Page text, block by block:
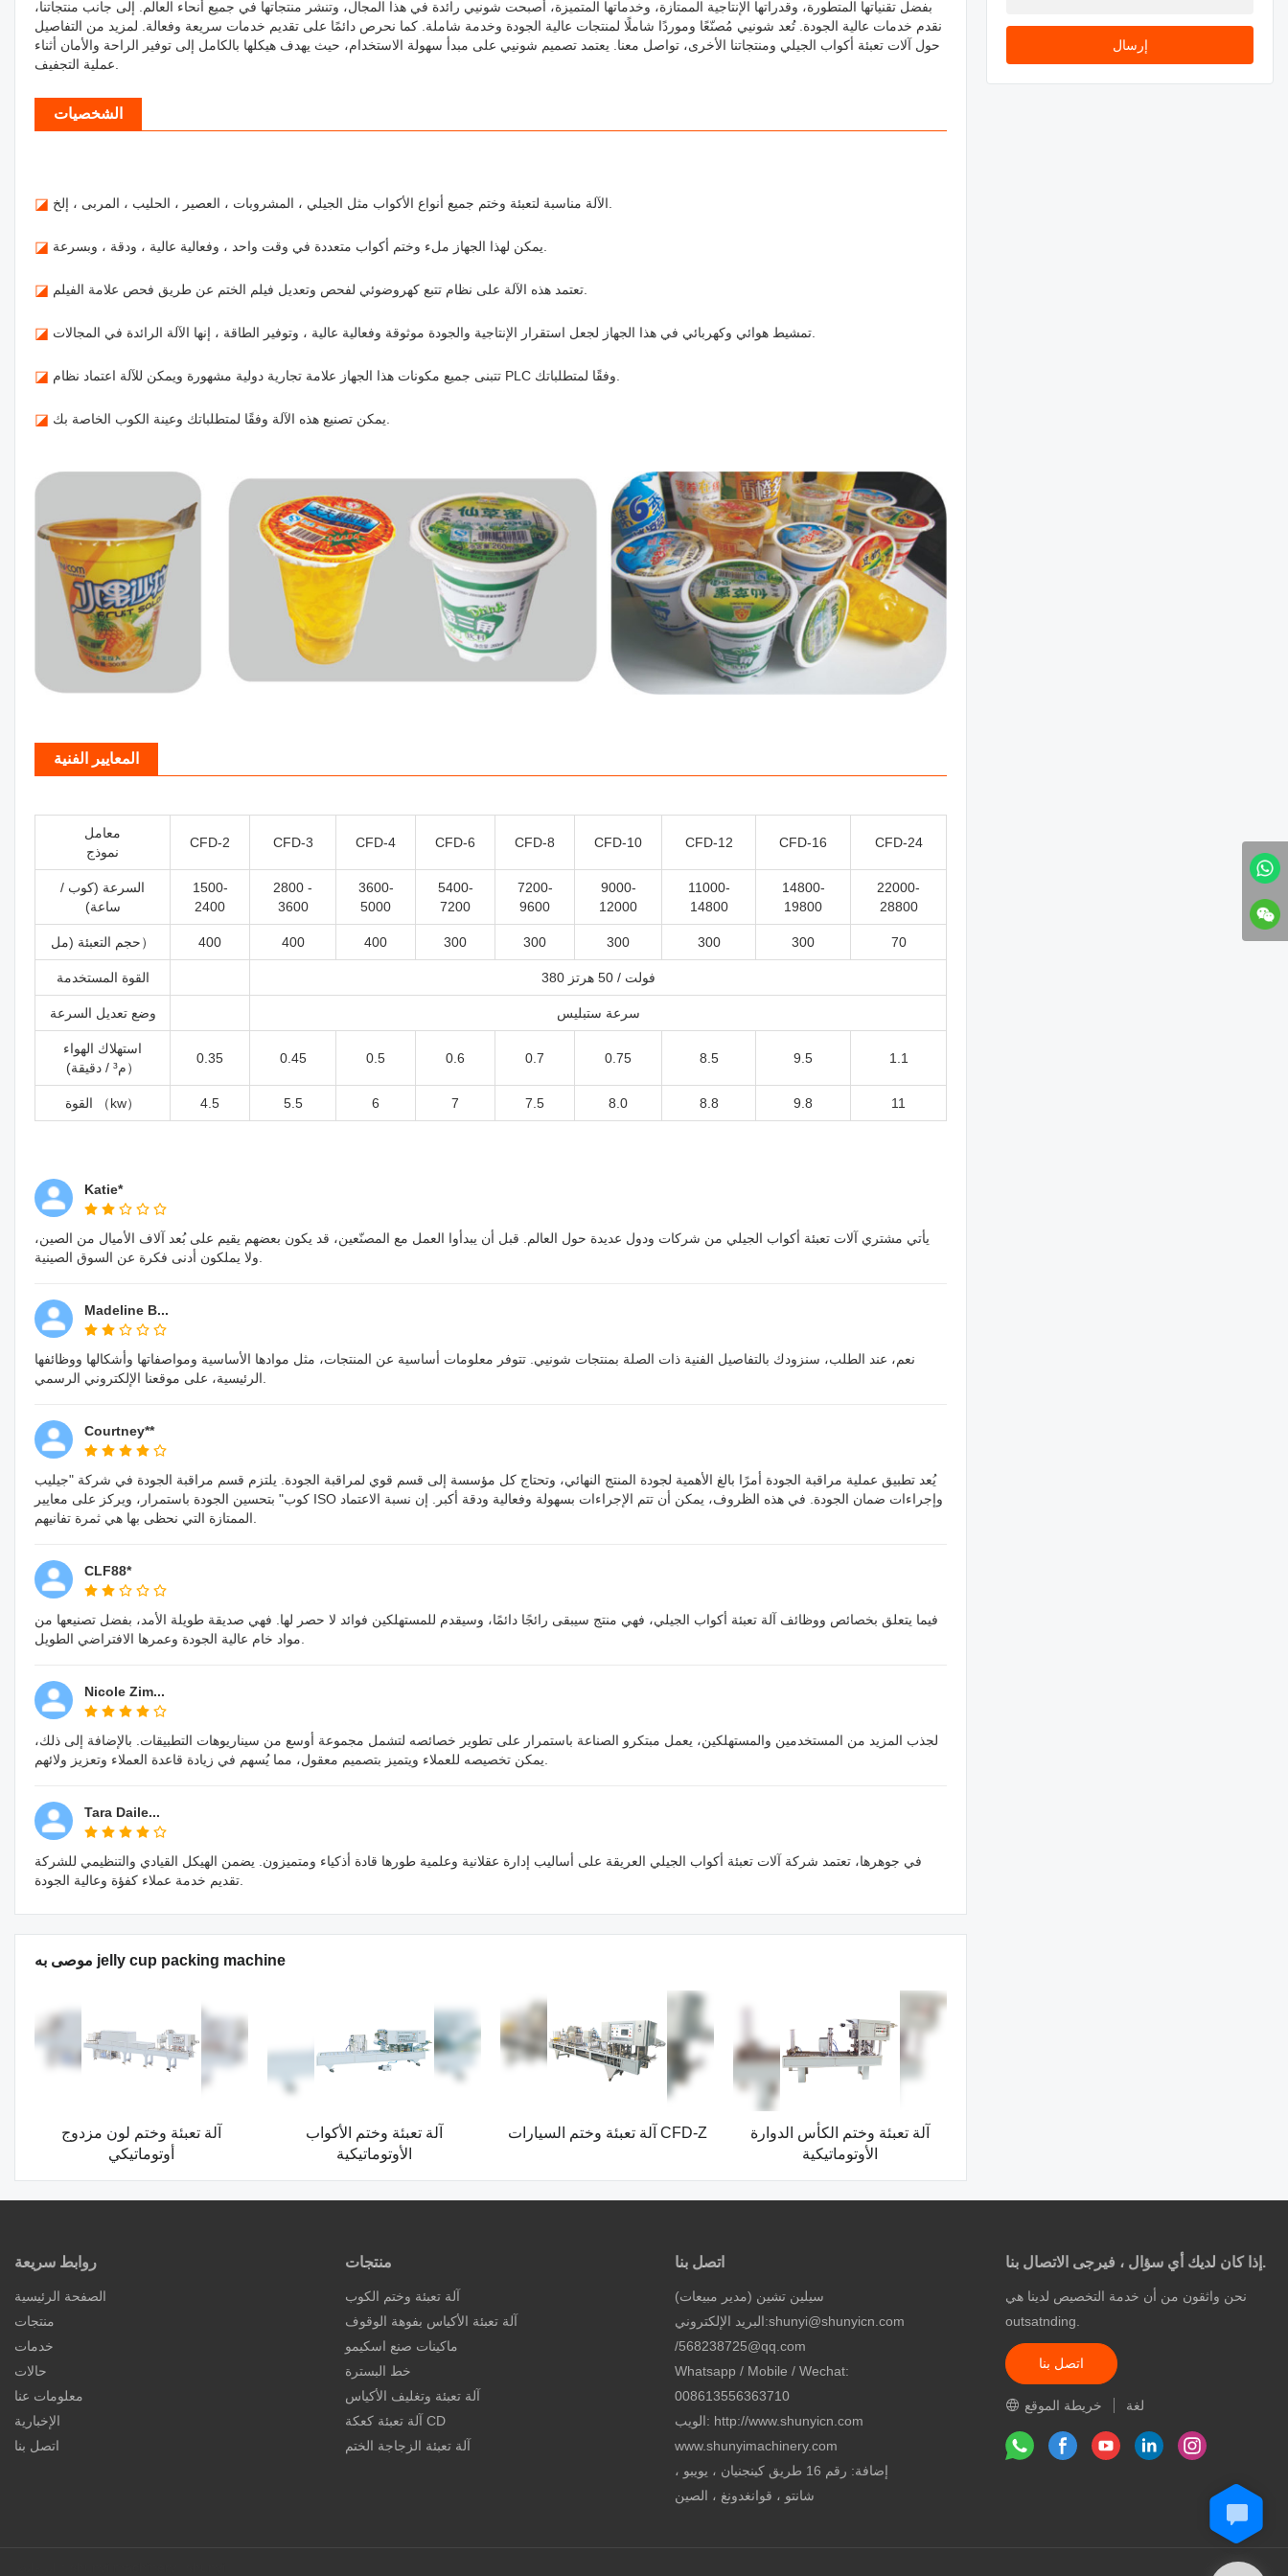
بفضل تقنياتها المتطورة، وقدراتها الإنتاجية الممتازة، وخدماتها المتميزة، أصبحت شونيي رائدة في هذا المجال، وتنشر منتجاتها في جميع أنحاء العالم. إلى جانب منتجاتنا،
نقدم خدمات عالية الجودة. تُعد شونيي مُصنّعًا وموردًا شاملًا لمنتجات عالية الجودة وخدمة شاملة. كما نحرص دائمًا على تقديم خدمات سريعة وفعالة. لمزيد من التفاصيل
حول آلات تعبئة أكواب الجيلي ومنتجاتنا الأخرى، تواصل معنا. يعتمد تصميم شونيي على مبدأ سهولة الاستخدام، حيث يهدف هيكلها بالكامل إلى توفير الراحة والأمان أثناء
الشخصيات
◪
◪
◪
◪
◪
◪
المعايير الفنية
معامل
نموذج
CFD-2 CFD-3 CFD-4 CFD-6 CFD-8 CFD-10 CFD-12 CFD-16 CFD-24
السرعة (كوب /
ساعة)
1500-
2400
2800 -
3600
3600-
5000
5400-
7200
7200-
9600
9000-
12000
11000-
14800
14800-
19800
22000-
28800
حجم التعبئة (مل） 400 400 400 300 300 300 300 300 70
القوة المستخدمة 380 فولت / 50 هرتز
وضع تعديل السرعة سرعة ستبليس
استهلاك الهواء
(م³ / دقيقة）
0.35 0.45 0.5 0.6 0.7 0.75 8.5 9.5 1.1
القوة （kw） 4.5 5.5 6 7 7.5 8.0 8.8 9.8 11
Katie*
يأتي مشتري آلات تعبئة أكواب الجيلي من شركات ودول عديدة حول العالم. قبل أن يبدأوا العمل مع المصنّعين، قد يكون بعضهم يقيم على بُعد آلاف الأميال من الصين،
Madeline B...
نعم، عند الطلب، سنزودك بالتفاصيل الفنية ذات الصلة بمنتجات شونيي. تتوفر معلومات أساسية عن المنتجات، مثل موادها الأساسية ومواصفاتها وأشكالها ووظائفها
Courtney**
يُعد تطبيق عملية مراقبة الجودة أمرًا بالغ الأهمية لجودة المنتج النهائي، وتحتاج كل مؤسسة إلى قسم قوي لمراقبة الجودة. يلتزم قسم مراقبة الجودة في شركة "جيليب
كوب" بتحسين الجودة باستمرار، ويركز على معايير ISO وإجراءات ضمان الجودة. في هذه الظروف، يمكن أن تتم الإجراءات بسهولة وفعالية ودقة أكبر. إن نسبة الاعتماد
CLF88*
فيما يتعلق بخصائص ووظائف آلة تعبئة أكواب الجيلي، فهي منتج سيبقى رائجًا دائمًا، وسيقدم للمستهلكين فوائد لا حصر لها. فهي صديقة طويلة الأمد، بفضل تصنيعها من
Nicole Zim...
لجذب المزيد من المستخدمين والمستهلكين، يعمل مبتكرو الصناعة باستمرار على تطوير خصائصه لتشمل مجموعة أوسع من سيناريوهات التطبيقات. بالإضافة إلى ذلك،
Tara Daile...
في جوهرها، تعتمد شركة آلات تعبئة أكواب الجيلي العريقة على أساليب إدارة عقلانية وعلمية طورها قادة أذكياء ومتميزون. يضمن الهيكل القيادي والتنظيمي للشركة
موصى به jelly cup packing machine
آلة تعبئة وختم لون مزدوج
أوتوماتيكي
آلة تعبئة وختم الأكواب
الأوتوماتيكية
آلة تعبئة وختم السيارات CFD-Z
آلة تعبئة وختم الكأس الدوارة
الأوتوماتيكية
إرسال
روابط سريعة
الصفحة الرئيسية
منتجات
خدمات
حالات
معلومات عنا
الإخبارية
اتصل بنا
منتجات
آلة تعبئة وختم الكوب
آلة تعبئة الأكياس بفوهة الوقوف
ماكينات صنع اسكيمو
خط البسترة
آلة تعبئة وتغليف الأكياس
آلة تعبئة كعكة CD
آلة تعبئة الزجاجة الختم
اتصل بنا
سيلين تشين (مدير مبيعات)
البريد الإلكتروني:shunyi@shunyicn.com
/568238725@qq.com
Whatsapp / Mobile / Wechat:
008613556363710
الويب: http://www.shunyicn.com
www.shunyimachinery.com
إضافة: رقم 16 طريق كينجنيان ، يويبو ،
شانتو ، قوانغدونغ ، الصين
إذا كان لديك أي سؤال ، فيرجى الاتصال بنا.
نحن واثقون من أن خدمة التخصيص لدينا هي
outsatnding.
اتصل بنا
لغة خريطة الموقع